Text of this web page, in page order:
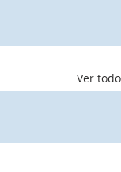
Ver todo